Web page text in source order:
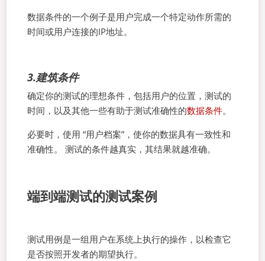
数据条件的一个例子是用户完成一个特定动作所需的
时间或用户连接的IP地址。
3.建筑条件
确定你的测试的理想条件，包括用户的位置，测试的
时间，以及其他一些有助于测试准确性的数据条件。
必要时，使用 “用户档案”，使你的数据具有一致性和
准确性。 测试的条件越真实，其结果就越准确。
端到端测试的测试案例
测试用例是一组用户在系统上执行的操作，以检查它
是否按照开发者的期望执行。